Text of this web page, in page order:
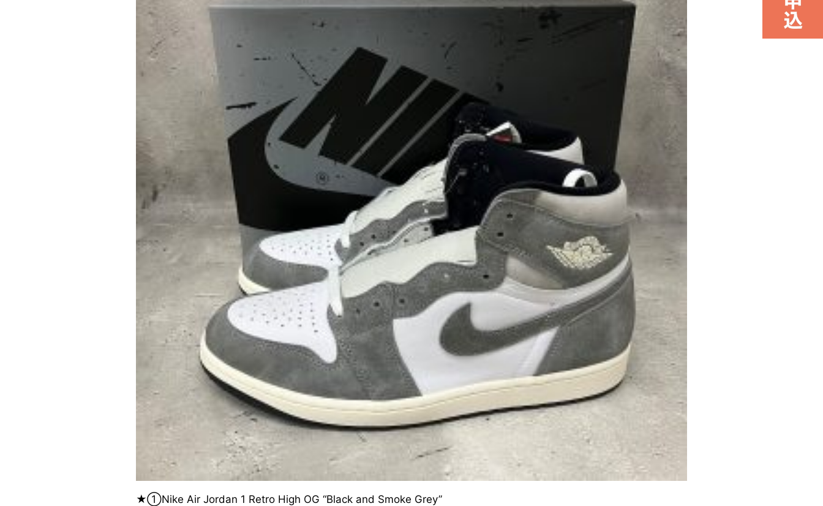
★①Nike Air Jordan 1 Retro High OG “Black and Smoke Grey”